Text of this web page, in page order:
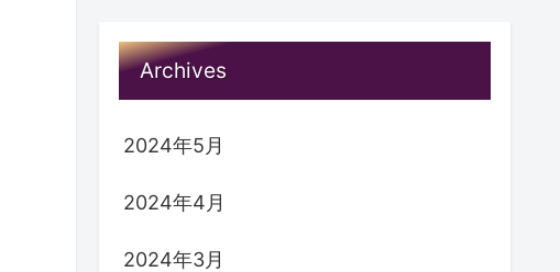
Archives
2024年5月
2024年4月
2024年3月